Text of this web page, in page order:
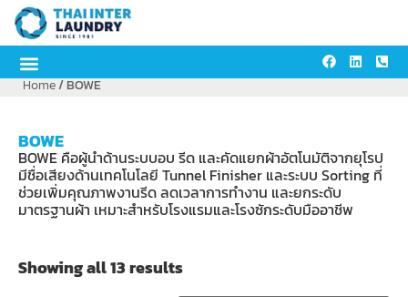
Home/ BOWE
BOWE
BOWE คือผู้นำด้านระบบอบ รีด และคัดแยกผ้าอัตโนมัติจากยุโรป
มีชื่อเสียงด้านเทคโนโลยี Tunnel Finisher และระบบ Sorting ที่
ช่วยเพิ่มคุณภาพงานรีด ลดเวลาการทำงาน และยกระดับ
มาตรฐานผ้า เหมาะสำหรับโรงแรมและโรงซักระดับมืออาชีพ
Showing all 13 results